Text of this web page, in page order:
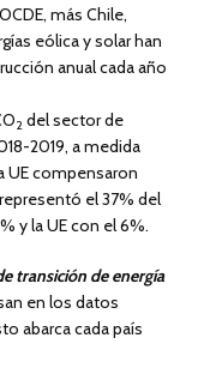
más Chile,
eólica y solar han
anual cada año
2 del sector de
2019, a medida
UE compensaron
el 37% del
y la UE con el 6%.
transición de energía
en los datos
abarca cada país